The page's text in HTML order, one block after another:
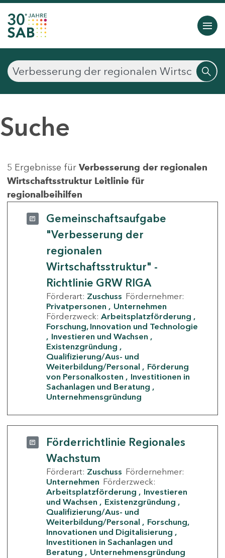
Suche
5 Ergebnisse für Verbesserung der regionalen
Wirtschaftsstruktur Leitlinie für
regionalbeihilfen
Gemeinschaftsaufgabe
"Verbesserung der
regionalen
Wirtschaftsstruktur" -
Richtlinie GRW RIGA
Förderart: Zuschuss Fördernehmer:
Privatpersonen
Unternehmen
Förderzweck: Arbeitsplatzförderung
Forschung, Innovation und Technologie
Investieren und Wachsen
Existenzgründung
Qualifizierung/Aus- und
Weiterbildung/Personal
Förderung
von Personalkosten
Investitionen in
Sachanlagen und Beratung
Unternehmensgründung
Förderrichtlinie Regionales
Wachstum
Förderart: Zuschuss Fördernehmer:
Unternehmen Förderzweck:
Arbeitsplatzförderung
Investieren
und Wachsen
Existenzgründung
Qualifizierung/Aus- und
Weiterbildung/Personal
Forschung,
Innovationen und Digitalisierung
Investitionen in Sachanlagen und
Beratung
Unternehmensgründung